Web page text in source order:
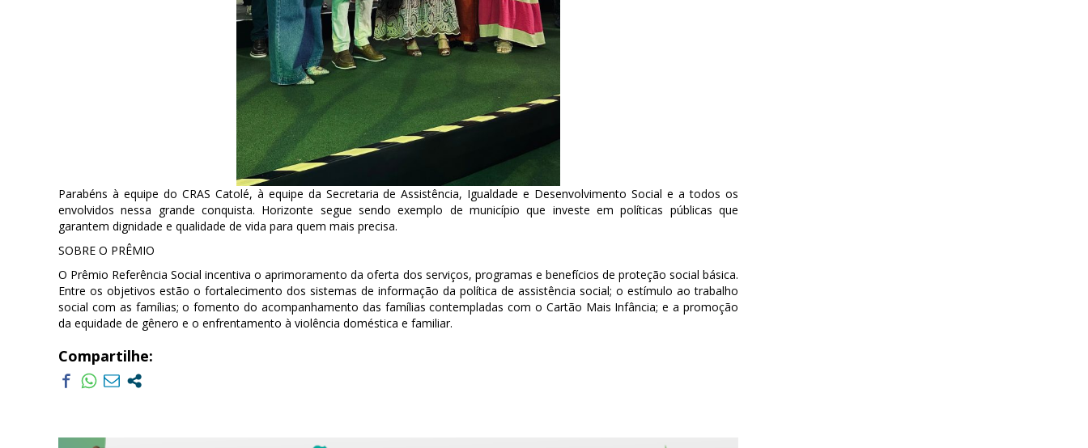
Parabéns à equipe do CRAS Catolé, à equipe da Secretaria de Assistência, Igualdade e Desenvolvimento Social e a todos os
envolvidos nessa grande conquista. Horizonte segue sendo exemplo de município que investe em políticas públicas que
garantem dignidade e qualidade de vida para quem mais precisa.
SOBRE O PRÊMIO
O Prêmio Referência Social incentiva o aprimoramento da oferta dos serviços, programas e benefícios de proteção social básica.
Entre os objetivos estão o fortalecimento dos sistemas de informação da política de assistência social; o estímulo ao trabalho
social com as famílias; o fomento do acompanhamento das famílias contempladas com o Cartão Mais Infância; e a promoção
da equidade de gênero e o enfrentamento à violência doméstica e familiar.
Compartilhe: